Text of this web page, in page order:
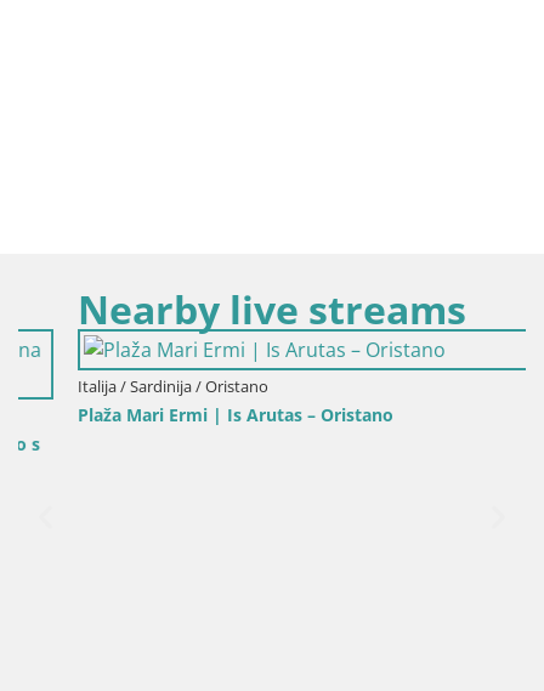
Nearby live streams
Italija / Sardinija / Oristano
Plaža Mari Ermi | Is Arutas – Oristano